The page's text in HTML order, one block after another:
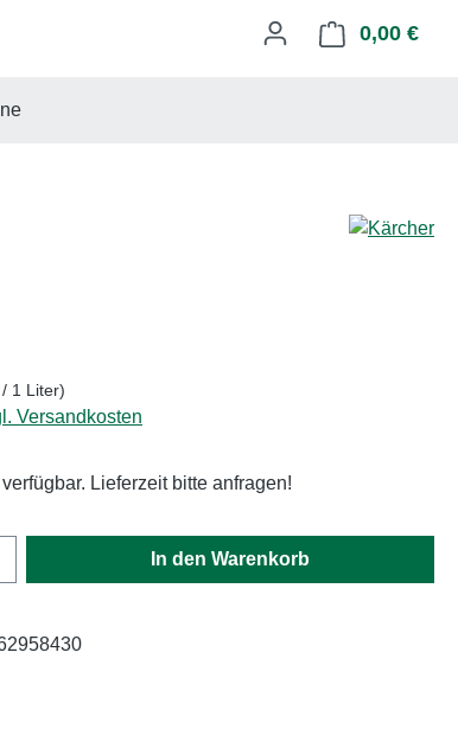
0,00 €
1 Liter)
Versandkosten
Lieferzeit bitte anfragen!
Gib den gewünschten Wert ein
In den Warenkorb